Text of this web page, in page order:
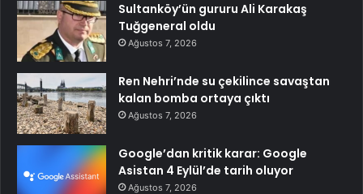
Sultanköy’ün gururu Ali Karakaş
Tuğgeneral oldu
Ağustos 7, 2026
Ren Nehri’nde su çekilince savaştan
kalan bomba ortaya çıktı
Ağustos 7, 2026
Google’dan kritik karar: Google
Asistan 4 Eylül’de tarih oluyor
Ağustos 7, 2026